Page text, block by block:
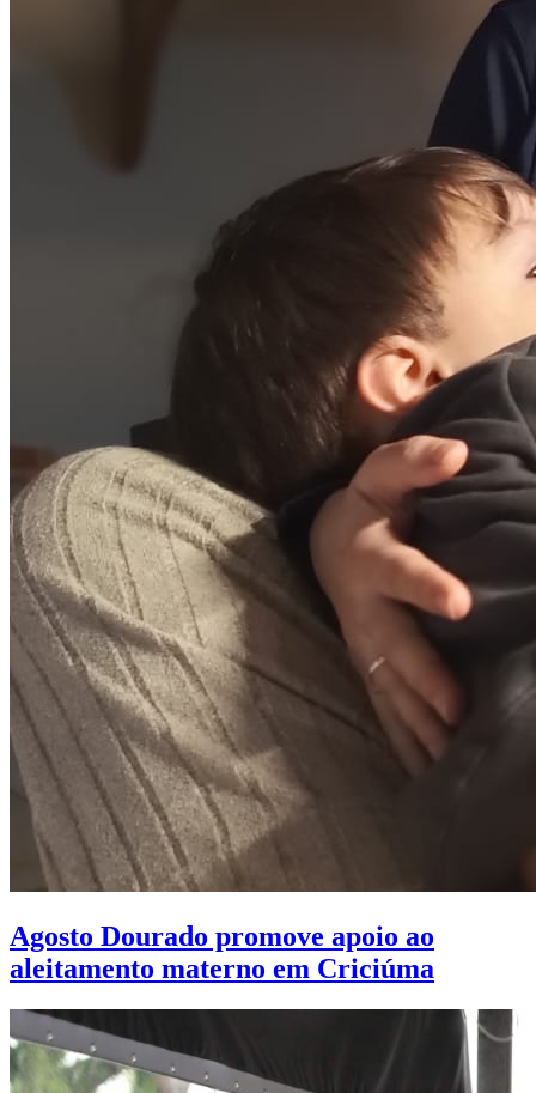
Agosto Dourado promove apoio ao
aleitamento materno em Criciúma